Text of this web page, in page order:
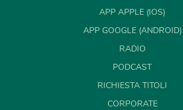
APP APPLE (IOS)
APP GOOGLE (ANDROID)
RADIO
PODCAST
RICHIESTA TITOLI
CORPORATE